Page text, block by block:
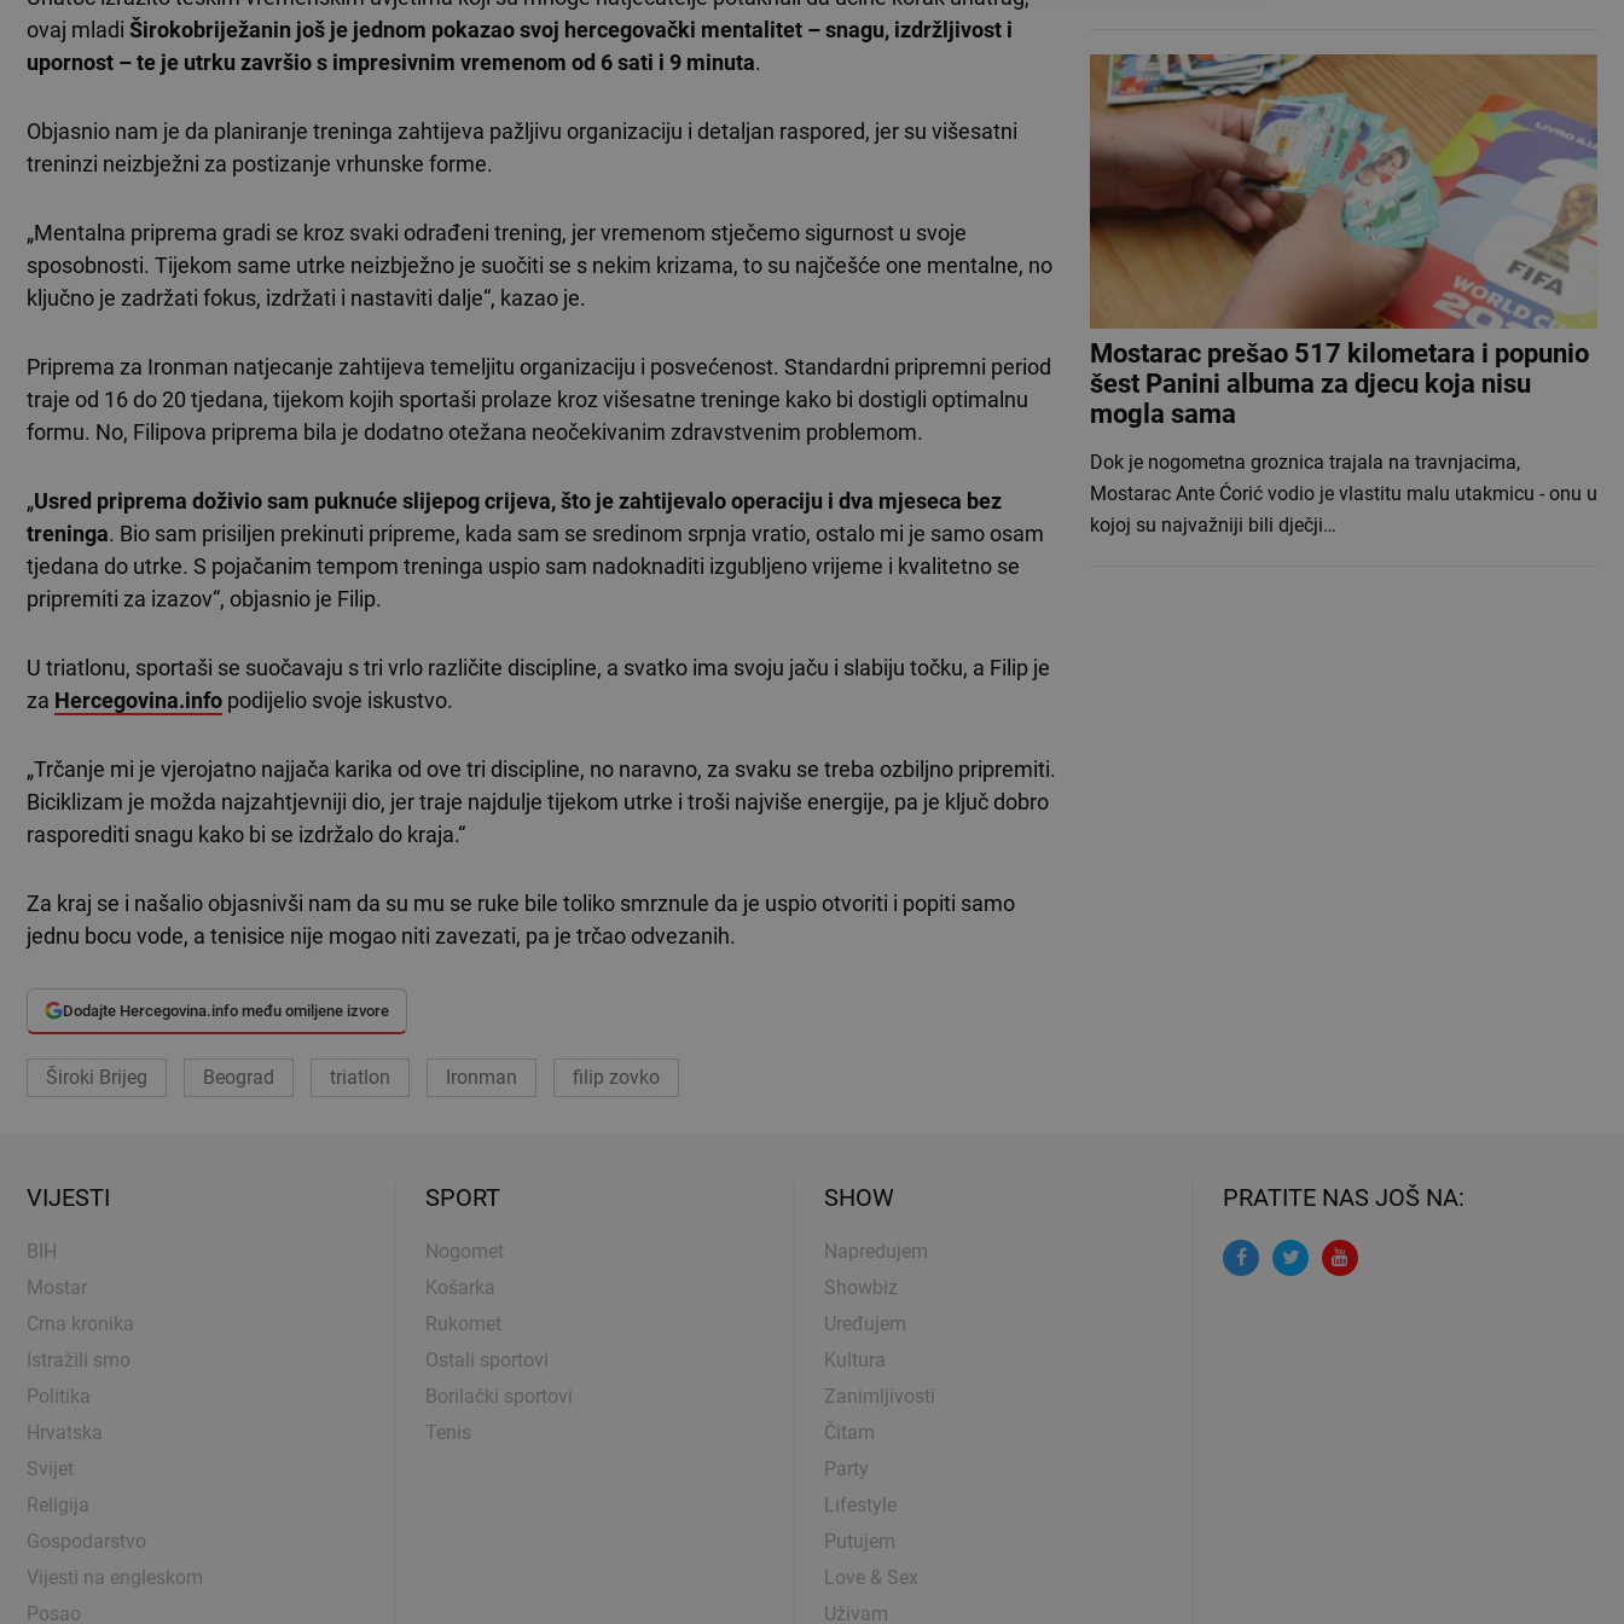
ovaj mladi Širokobriježanin još je jednom pokazao svoj hercegovački mentalitet – snagu, izdržljivost i
upornost – te je utrku završio s impresivnim vremenom od 6 sati i 9 minuta.
Objasnio nam je da planiranje treninga zahtijeva pažljivu organizaciju i detaljan raspored, jer su višesatni
treninzi neizbježni za postizanje vrhunske forme.
„Mentalna priprema gradi se kroz svaki odrađeni trening, jer vremenom stječemo sigurnost u svoje
sposobnosti. Tijekom same utrke neizbježno je suočiti se s nekim krizama, to su najčešće one mentalne, no
ključno je zadržati fokus, izdržati i nastaviti dalje“, kazao je.
Priprema za Ironman natjecanje zahtijeva temeljitu organizaciju i posvećenost. Standardni pripremni period
traje od 16 do 20 tjedana, tijekom kojih sportaši prolaze kroz višesatne treninge kako bi dostigli optimalnu
formu. No, Filipova priprema bila je dodatno otežana neočekivanim zdravstvenim problemom.
„Usred priprema doživio sam puknuće slijepog crijeva, što je zahtijevalo operaciju i dva mjeseca bez
treninga. Bio sam prisiljen prekinuti pripreme, kada sam se sredinom srpnja vratio, ostalo mi je samo osam
tjedana do utrke. S pojačanim tempom treninga uspio sam nadoknaditi izgubljeno vrijeme i kvalitetno se
pripremiti za izazov“, objasnio je Filip.
U triatlonu, sportaši se suočavaju s tri vrlo različite discipline, a svatko ima svoju jaču i slabiju točku, a Filip je
za Hercegovina.info podijelio svoje iskustvo.
„Trčanje mi je vjerojatno najjača karika od ove tri discipline, no naravno, za svaku se treba ozbiljno pripremiti.
Biciklizam je možda najzahtjevniji dio, jer traje najdulje tijekom utrke i troši najviše energije, pa je ključ dobro
rasporediti snagu kako bi se izdržalo do kraja.“
Za kraj se i našalio objasnivši nam da su mu se ruke bile toliko smrznule da je uspio otvoriti i popiti samo
jednu bocu vode, a tenisice nije mogao niti zavezati, pa je trčao odvezanih.
Dodajte Hercegovina.info među omiljene izvore
Široki Brijeg Beograd triatlon Ironman filip zovko
Mostarac prešao 517 kilometara i popunio
šest Panini albuma za djecu koja nisu
mogla sama
Dok je nogometna groznica trajala na travnjacima,
Mostarac Ante Ćorić vodio je vlastitu malu utakmicu - onu u
kojoj su najvažniji bili dječji…
VIJESTI
BIH
Mostar
Crna kronika
Istražili smo
Politika
Hrvatska
Svijet
Religija
Gospodarstvo
Vijesti na engleskom
Posao
SPORT
Nogomet
Košarka
Rukomet
Ostali sportovi
Borilački sportovi
Tenis
SHOW
Napredujem
Showbiz
Uređujem
Kultura
Zanimljivosti
Čitam
Party
Lifestyle
Putujem
Love & Sex
Uživam
PRATITE NAS JOŠ NA: